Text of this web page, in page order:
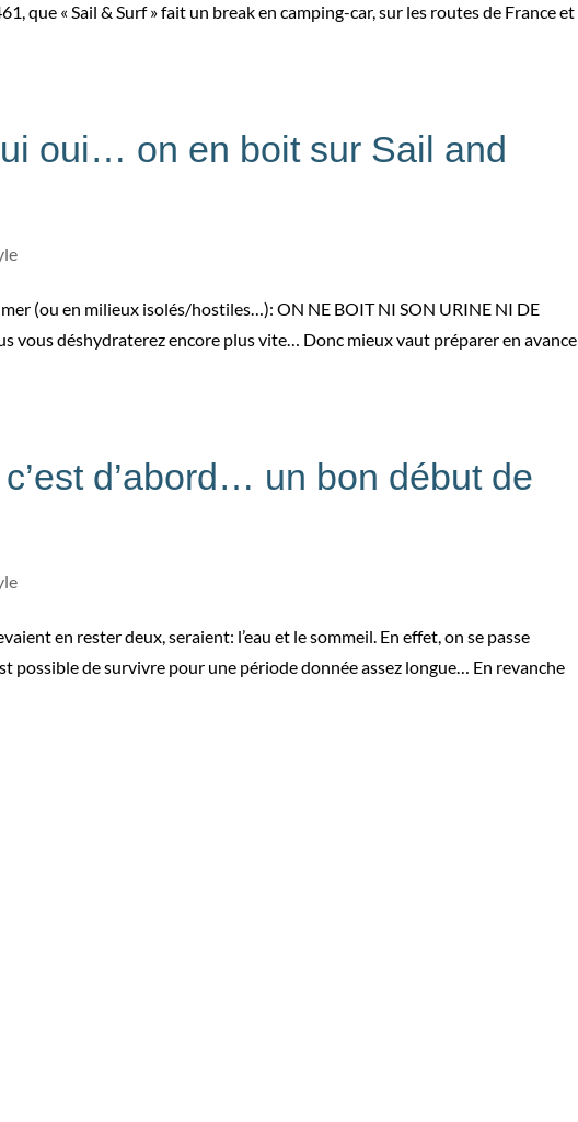
que « Sail & Surf » fait un break en camping-car, sur les routes de France et
oui… on en boit sur Sail and
(ou en milieux isolés/hostiles…): ON NE BOIT NI SON URINE NI DE
vous déshydraterez encore plus vite… Donc mieux vaut préparer en avance
d’abord… un bon début de
en rester deux, seraient: l’eau et le sommeil. En effet, on se passe
possible de survivre pour une période donnée assez longue… En revanche